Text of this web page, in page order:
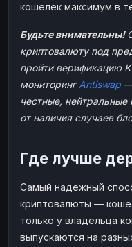
кошелек максимум в
Будьте внимательны!
криптовалюту под
пройти верификацию
мониторингAntiswap
честные, нейтральные
от наличия случаев
Где лучше
Самый надежный
криптовалюты —
только у владельца
выпускаются на